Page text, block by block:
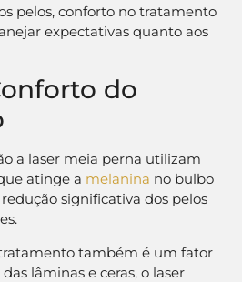
pelos, conforto no tratamento
expectativas quanto aos
do
a laser meia perna utilizam
atinge a melanina no bulbo
significativa dos pelos
também é um fator
lâminas e ceras, o laser